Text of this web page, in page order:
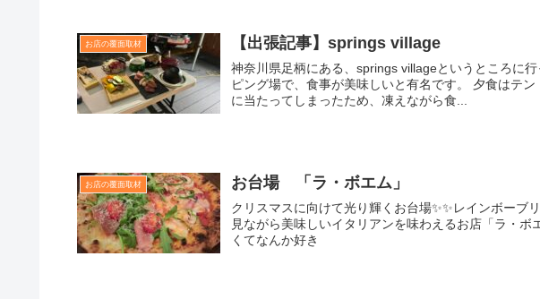
お店の覆面取材 【出張記事】springs village
神奈川県足柄にある、springs villageというところに
ピング場で、食事が美味しいと有名です。 夕食はテ
に当たってしまったため、凍えながら食...
お店の覆面取材 お台場 「ラ・ボエム」
クリスマスに向けて光り輝くお台場✨✨レインボーブ
見ながら美味しいイタリアンを味わえるお店「ラ・
くてなんか好き